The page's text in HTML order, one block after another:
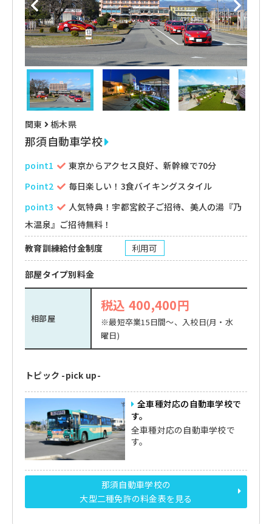
関東 栃木県
那須自動車学校
point1
東京からアクセス良好、新幹線で70分
Point2
毎日楽しい！3食バイキングスタイル
point3
人気特典！宇都宮餃子ご招待、美人の湯『乃
木温泉』ご招待無料！
教育訓練給付金制度
利用可
部屋タイプ別料金
相部屋
税込 400,400円
※最短卒業15日間～、入校日(月・水
曜日)
トピック -pick up-
全車種対応の自動車学校で
す。
全車種対応の自動車学校で
す。
那須自動車学校の
大型二種免許の料金表を見る